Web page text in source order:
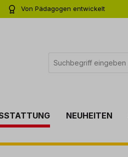
Von Pädagogen entwickelt
NEUHEITEN